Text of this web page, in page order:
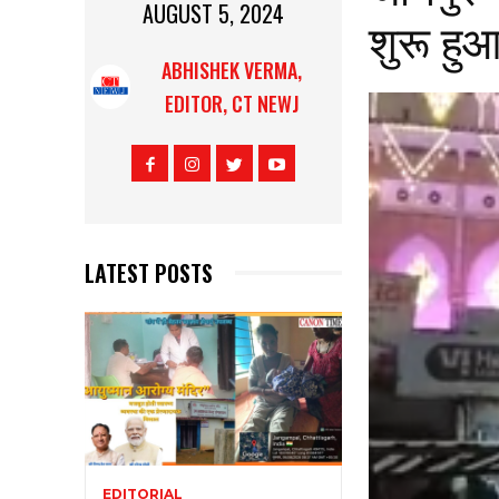
AUGUST 5, 2024
ABHISHEK VERMA,
EDITOR, CT NEWJ
LATEST POSTS
EDITORIAL
शुरू